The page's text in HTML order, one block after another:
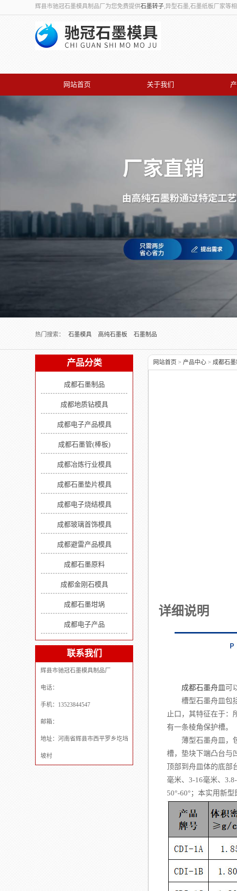
辉县市驰冠石墨模具制品厂为您免费提供石墨转子,异型石墨,石墨纸板厂家等
网站首页 关于我们
热门搜索：
石墨模具 高纯石墨板 石墨制品
产品分类
成都石墨制品
成都地质钻模具
成都电子产品模具
成都石墨管(棒板)
成都冶炼行业模具
成都石墨垫片模具
成都电子烧结模具
成都玻璃首饰模具
成都避雷产品模具
成都石墨原料
成都金刚石模具
成都石墨坩埚
成都电子产品
联系我们
辉县市驰冠石墨模具制品厂
电话：
手机：13523844547
邮箱：
地址：河南省辉县市西平罗乡圪垱
坡村
网站首页 > 产品中心 > 成都石墨
详细说明
成都石墨舟皿 可
槽型石墨舟皿包括
止口，其特征在于：
有一条棱角保护槽。
薄型石墨舟皿，包
槽，垫块下端凸台与
顶部到舟皿体的底
毫米、3-16毫米、
50°-60°；本实用新